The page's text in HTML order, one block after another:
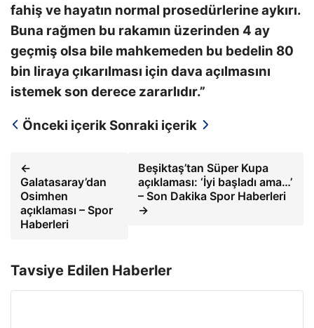
fahiş ve hayatın normal prosedürlerine aykırı.
Buna rağmen bu rakamın üzerinden 4 ay
geçmiş olsa bile mahkemeden bu bedelin 80
bin liraya çıkarılması için dava açılmasını
istemek son derece zararlıdır.”
Önceki içerik Sonraki içerik
←
Galatasaray’dan
Osimhen
açıklaması – Spor
Haberleri
Beşiktaş’tan Süper Kupa
açıklaması: ‘İyi başladı ama…’
– Son Dakika Spor Haberleri
→
Tavsiye Edilen Haberler